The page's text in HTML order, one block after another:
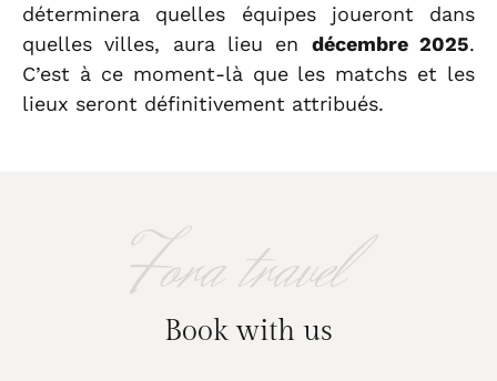
déterminera quelles équipes joueront dans
quelles villes, aura lieu en décembre 2025.
C’est à ce moment-là que les matchs et les
lieux seront définitivement attribués.
Fora travel
Book with us